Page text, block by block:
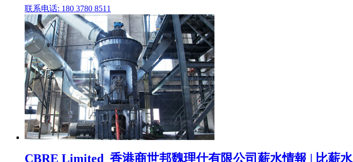
联系电话: 180 3780 8511
CBRE Limited_香港商世邦魏理仕有限公司薪水情報 | 比薪水